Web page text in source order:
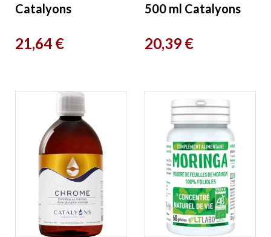
Catalyons
Prix
21,64 €
500 ml Catalyons
Prix
20,39 €